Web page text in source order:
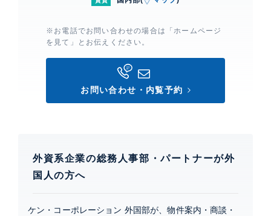
有栖川パークハウス
建物詳細
※お電話でお問い合わせの場合は「ホームページ
を見て」とお伝えください。
お問い合わせ・内覧予約
外資系企業の総務人事部・パートナーが外
国人の方へ
ケン・コーポレーション 外国部が、物件案内・商談・